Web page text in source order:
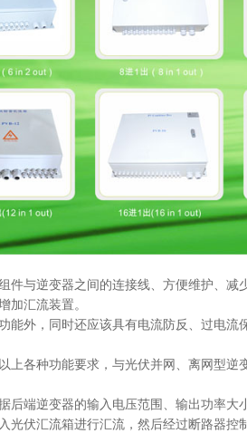
件与逆变器之间的连接线、方便维护、减
加汇流装置。
能外，同时还应该具有电流防反、过电流
上各种功能要求，与光伏并网、离网型逆
后端逆变器的输入电压范围、输出功率大
光伏汇流箱进行汇流，然后经过断路器控